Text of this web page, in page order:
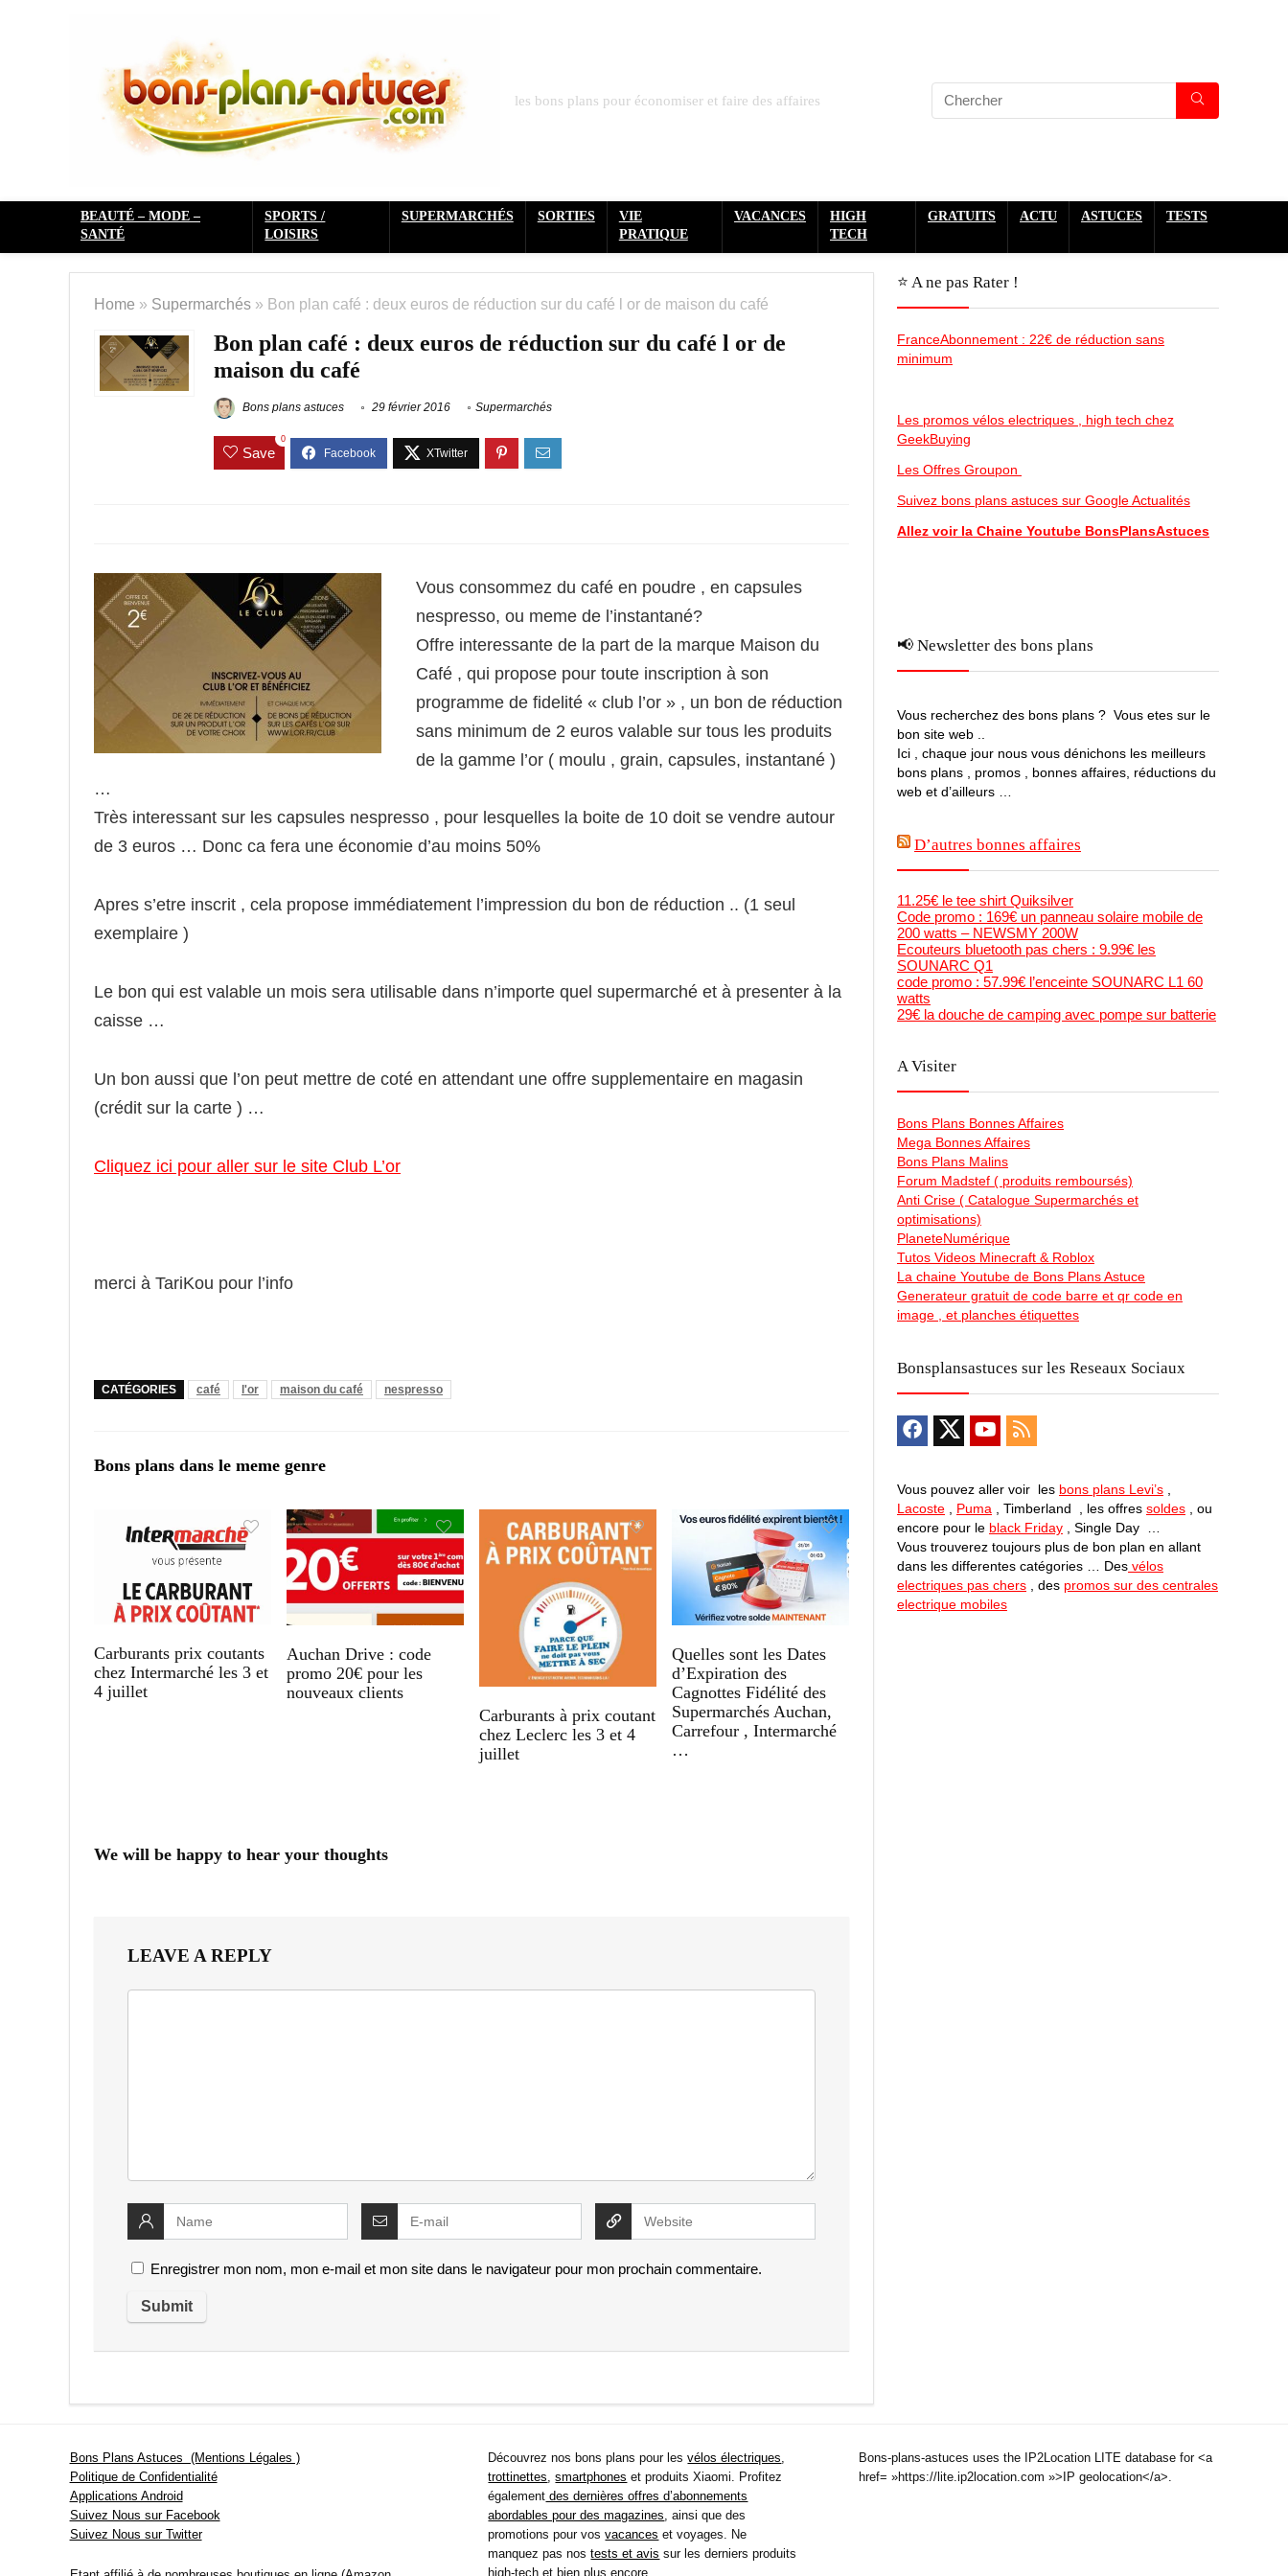
les bons plans pour économiser et faire des affaires
BEAUTÉ – MODE –
SANTÉ
SPORTS /
LOISIRS
SUPERMARCHÉS SORTIES
VIE
PRATIQUE
VACANCES
HIGH
TECH
GRATUITS ACTU ASTUCES TESTS
Home » Supermarchés » Bon plan café : deux euros de réduction sur du café l or de maison du café
Bon plan café : deux euros de réduction sur du café l or de
maison du café
Bons plans astuces 29 février 2016 Supermarchés
Save
0
Vous consommez du café en poudre , en capsules
nespresso, ou meme de l’instantané?
Offre interessante de la part de la marque Maison du
Café , qui propose pour toute inscription à son
programme de fidelité « club l’or » , un bon de réduction
sans minimum de 2 euros valable sur tous les produits
de la gamme l’or ( moulu , grain, capsules, instantané )
…
Très interessant sur les capsules nespresso , pour lesquelles la boite de 10 doit se vendre autour
de 3 euros … Donc ca fera une économie d’au moins 50%
Apres s’etre inscrit , cela propose immédiatement l’impression du bon de réduction .. (1 seul
exemplaire )
Le bon qui est valable un mois sera utilisable dans n’importe quel supermarché et à presenter à la
caisse …
Un bon aussi que l’on peut mettre de coté en attendant une offre supplementaire en magasin
(crédit sur la carte ) …
Cliquez ici pour aller sur le site Club L’or
merci à TariKou pour l’info
CATÉGORIES café l'or maison du café nespresso
Bons plans dans le meme genre
Carburants prix coutants
chez Intermarché les 3 et
4 juillet
Auchan Drive : code
promo 20€ pour les
nouveaux clients
Carburants à prix coutant
chez Leclerc les 3 et 4
juillet
Quelles sont les Dates
d’Expiration des
Cagnottes Fidélité des
Supermarchés Auchan,
Carrefour , Intermarché
…
We will be happy to hear your thoughts
LEAVE A REPLY
Enregistrer mon nom, mon e-mail et mon site dans le navigateur pour mon prochain commentaire.
⭐️ A ne pas Rater !
FranceAbonnement : 22€ de réduction sans
minimum
Les promos vélos electriques , high tech chez
GeekBuying
Les Offres Groupon
Suivez bons plans astuces sur Google Actualités
Allez voir la Chaine Youtube BonsPlansAstuces
📢 Newsletter des bons plans
Vous recherchez des bons plans ? Vous etes sur le
bon site web ..
Ici , chaque jour nous vous dénichons les meilleurs
bons plans , promos , bonnes affaires, réductions du
web et d’ailleurs …
D’autres bonnes affaires
11.25€ le tee shirt Quiksilver
Code promo : 169€ un panneau solaire mobile de
200 watts – NEWSMY 200W
Ecouteurs bluetooth pas chers : 9.99€ les
SOUNARC Q1
code promo : 57.99€ l’enceinte SOUNARC L1 60
watts
29€ la douche de camping avec pompe sur batterie
A Visiter
Bons Plans Bonnes Affaires
Mega Bonnes Affaires
Bons Plans Malins
Forum Madstef ( produits remboursés)
Anti Crise ( Catalogue Supermarchés et
optimisations)
PlaneteNumérique
Tutos Videos Minecraft & Roblox
La chaine Youtube de Bons Plans Astuce
Generateur gratuit de code barre et qr code en
image , et planches étiquettes
Bonsplansastuces sur les Reseaux Sociaux
Vous pouvez aller voir les bons plans Levi’s
Lacoste
Puma , Timberland , les offres soldes , ou
encore pour le black Friday , Single Day …
Vous trouverez toujours plus de bon plan en allant
dans les differentes catégories … Des vélos
electriques pas chers , des promos sur des centrales
electrique mobiles
Bons Plans Astuces (Mentions Légales )
Politique de Confidentialité
Applications Android
Suivez Nous sur Facebook
Suivez Nous sur Twitter
Découvrez nos bons plans pour lesvélos électriques
trottinettes ,smartphones et produits Xiaomi. Profitez
également des dernières offres d’abonnements
abordables pour des magazines , ainsi que des
promotions pour vosvacances et voyages. Ne
manquez pas nostests et avis sur les derniers produits
high-tech et bien plus encore.
Bons-plans-astuces uses the IP2Location LITE database for <a
href= »https://lite.ip2location.com »>IP geolocation</a>.